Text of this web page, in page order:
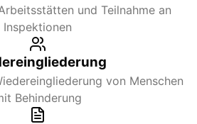
und Teilnahme an
Inspektionen
von Menschen
Behinderung